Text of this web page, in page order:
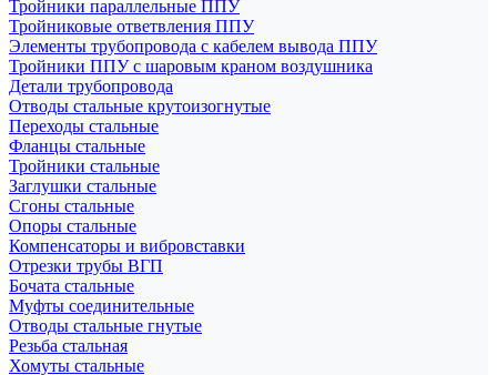
Тройники параллельные ППУ
Тройниковые ответвления ППУ
Элементы трубопровода с кабелем вывода ППУ
Тройники ППУ с шаровым краном воздушника
Детали трубопровода
Отводы стальные крутоизогнутые
Переходы стальные
Фланцы стальные
Тройники стальные
Заглушки стальные
Сгоны стальные
Опоры стальные
Компенсаторы и вибровставки
Отрезки трубы ВГП
Бочата стальные
Муфты соединительные
Отводы стальные гнутые
Резьба стальная
Хомуты стальные